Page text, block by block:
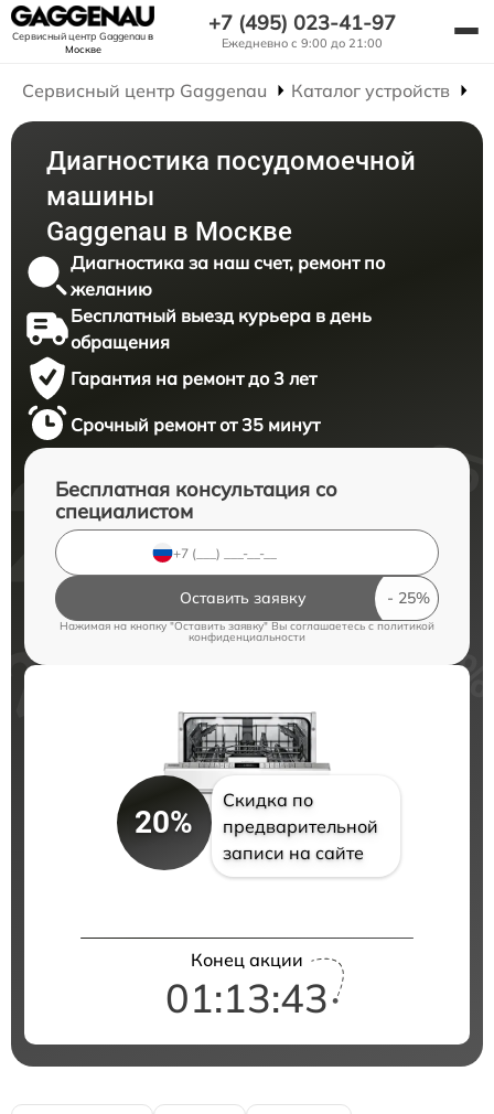
Сервисный центр Gaggenauв
Москве
+7 (495) 023-41-97
Ежедневно с 9:00 до 21:00
Сервисный центр Gaggenau Каталог устройств
Диагностика посудомоечной
машины
Gaggenau в Москве
Диагностика за наш счет, ремонт по
желанию
Бесплатный выезд курьера в день
обращения
Гарантия на ремонт до 3 лет
Срочный ремонт от 35 минут
Бесплатная консультация со
специалистом
Оставить заявку
Нажимая на кнопку "Оставить заявку" Вы соглашаетесь c политикой
конфиденциальности
20%
Скидка по
предварительной
записи на сайте
Конец акции
01:13:43